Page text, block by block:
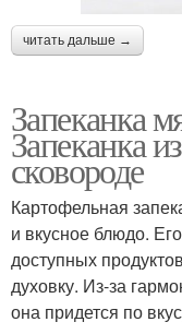
читать дальше →
Запеканка
Запеканка
сковороде
Картофельная
и вкусное блюдо.
доступных
духовку. Из-за
она придется по